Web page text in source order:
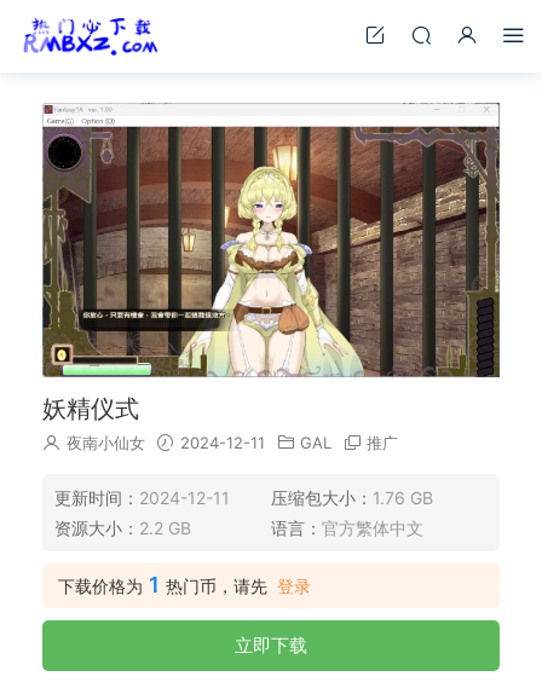
妖精仪式
夜南小仙女 2024-12-11 GAL 推广
更新时间： 2024-12-11 压缩包大小： 1.76 GB
资源大小： 2.2 GB 语言： 官方繁体中文
下载价格为 1 热门币，请先 登录
立即下载